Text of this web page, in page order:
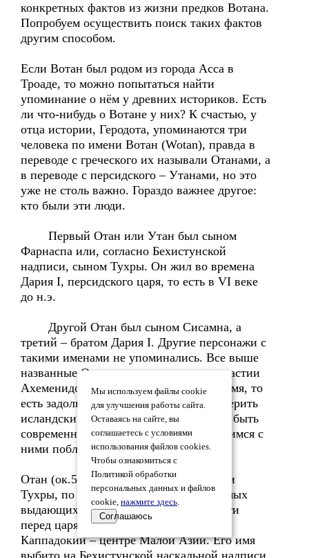
конкретных фактов из жизни предков Вотана.
Попробуем осуществить поиск таких фактов
другим способом.
Если Вотан был родом из города Асса в
Троаде, то можно попытаться найти
упоминание о нём у древних историков. Есть
ли что-нибудь о Вотане у них? К счастью, у
отца истории, Геродота, упоминаются три
человека по имени Вотан (Wotan), правда в
переводе с греческого их называли Отанами, а
в переводе с персидского – Утанами, но это
уже не столь важно. Гораздо важнее другое:
кто были эти люди.
Первый Отан или Утан был сыном
Фарнаспа или, согласно Бехистунской
надписи, сыном Тухры. Он жил во времена
Дария I, персидского царя, то есть в VI веке
до н.э.
Другой Отан был сыном Сисамна, а
третий – братом Дария I. Другие персонажи с
такими именами не упоминались. Все выше
названные Отаны принадлежали к династии
Ахеменидов и жили в одно и то же время, то
есть задолго до нашего Вотана. Если верить
исландским сагам, то эти Отаны могли быть
современниками Вингенера. Познакомимся с
ними поближе.
Отан (ок.550 до н.э.) сын Фарнаспа или
Тухры, по роду и богатству один из самых
выдающихся людей в Персии, за заслуги
перед царями имел родовые владения в
Каппадокии – центре Малой Азии. Его имя
выбито на Бехистунской наскальной надписи.
Мы используем файлы cookie
для улучшения работы сайта.
Оставаясь на сайте, вы
соглашаетесь с условиями
использования файлов cookies.
Чтобы ознакомиться с
Политикой обработки
персональных данных и файлов
cookie, нажмите здесь.
Соглашаюсь